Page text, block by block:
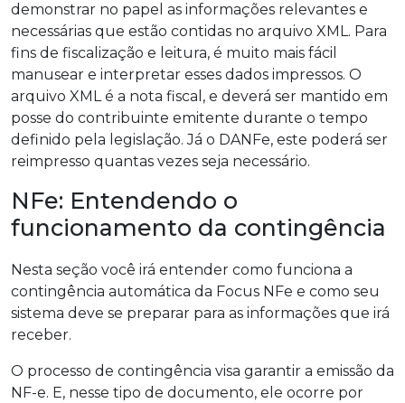
demonstrar no papel as informações relevantes e
necessárias que estão contidas no arquivo XML. Para
fins de fiscalização e leitura, é muito mais fácil
manusear e interpretar esses dados impressos. O
arquivo XML é a nota fiscal, e deverá ser mantido em
posse do contribuinte emitente durante o tempo
definido pela legislação. Já o DANFe, este poderá ser
reimpresso quantas vezes seja necessário.
NFe: Entendendo o
funcionamento da contingência
Nesta seção você irá entender como funciona a
contingência automática da Focus NFe e como seu
sistema deve se preparar para as informações que irá
receber.
O processo de contingência visa garantir a emissão da
NF-e. E, nesse tipo de documento, ele ocorre por